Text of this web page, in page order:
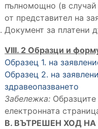
пълномощно (в случай
от представител на
Документ за платени
VIII. 2 Образци и
Образец 1. на
Образец 2. на
здравеопазването
Забележка:
електронната
В. ВЪТРЕШЕН ХОД